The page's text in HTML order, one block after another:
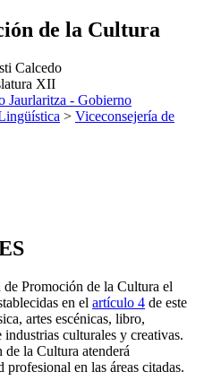
de la Cultura
Calcedo
XII
Jaurlaritza - Gobierno
> Viceconsejería de
Promoción de la Cultura el
en el artículo 4 de este
artes escénicas, libro,
culturales y creativas.
la Cultura atenderá
en las áreas citadas.